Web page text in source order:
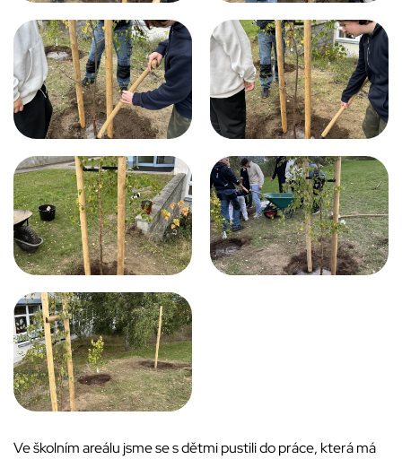
Ve školním areálu jsme se s dětmi pustili do práce, která má